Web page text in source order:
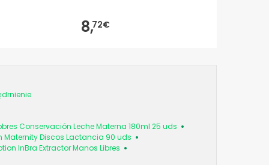
8,72€
Conservación Leche Materna 180ml 25 uds
Maternity Discos Lactancia 90 uds
InBra Extractor Manos Libres